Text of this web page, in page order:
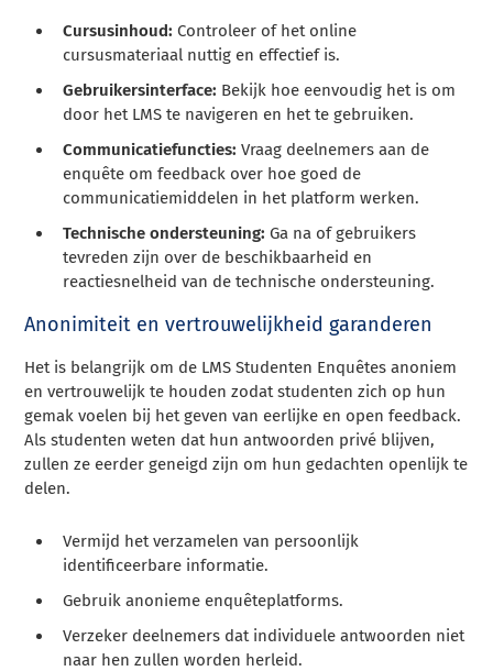
Cursusinhoud:Controleer of het online
cursusmateriaal nuttig en effectief is.
Gebruikersinterface: Bekijk hoe eenvoudig het is om
door het LMS te navigeren en het te gebruiken.
Communicatiefuncties:Vraag deelnemers aan de
enquête om feedback over hoe goed de
communicatiemiddelen in het platform werken.
Technische ondersteuning: Ga na of gebruikers
tevreden zijn over de beschikbaarheid en
reactiesnelheid van de technische ondersteuning.
Anonimiteit en vertrouwelijkheid garanderen
Het is belangrijk om de LMS Studenten Enquêtes anoniem
en vertrouwelijk te houden zodat studenten zich op hun
gemak voelen bij het geven van eerlijke en open feedback.
Als studenten weten dat hun antwoorden privé blijven,
zullen ze eerder geneigd zijn om hun gedachten openlijk te
delen.
Vermijd het verzamelen van persoonlijk
identificeerbare informatie.
Gebruik anonieme enquêteplatforms.
Verzeker deelnemers dat individuele antwoorden niet
naar hen zullen worden herleid.